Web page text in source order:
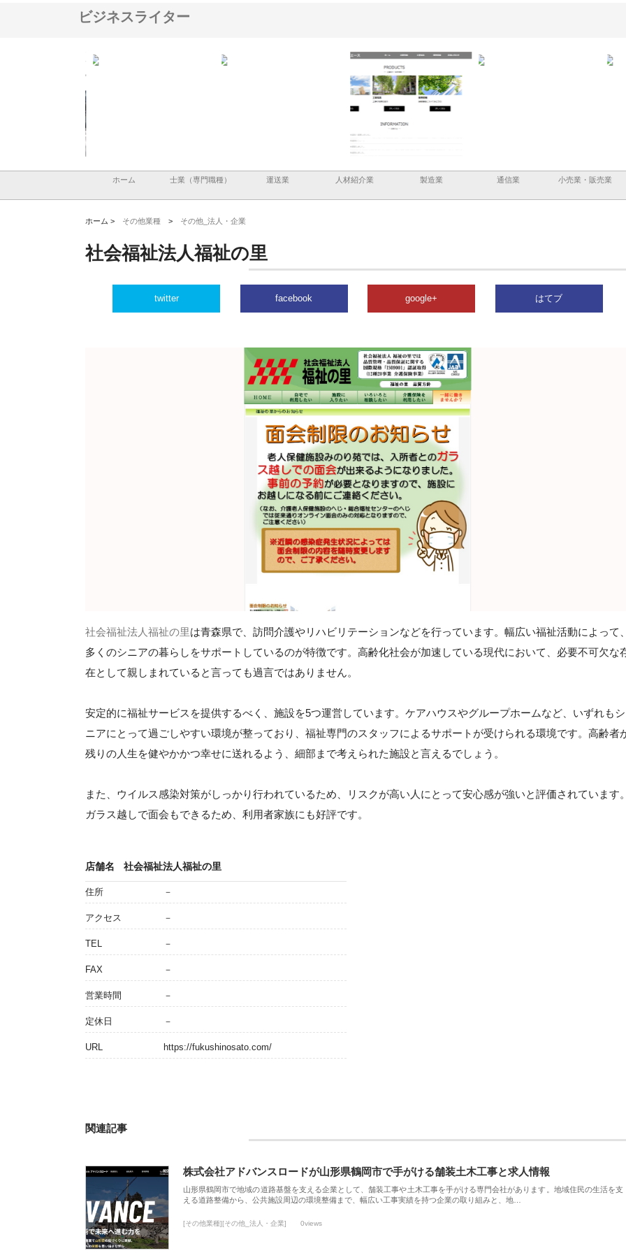
ビジネスライター
株式会社メタルエースの企業サ
イトが提供する充実した情報内
ホーム 士業（専門職種） 運送業 人材紹介業 製造業 通信業 小売業・販売業
ホーム > その他業種 > その他_法人・企業
社会福祉法人福祉の里
twitter facebook google+ はてブ
社会福祉法人福祉の里は青森県で、訪問介護やリハビリテーションなどを行っています。幅広い福祉活動によって、
多くのシニアの暮らしをサポートしているのが特徴です。高齢化社会が加速している現代において、必要不可欠な
在として親しまれていると言っても過言ではありません。
安定的に福祉サービスを提供するべく、施設を5つ運営しています。ケアハウスやグループホームなど、いずれもシ
ニアにとって過ごしやすい環境が整っており、福祉専門のスタッフによるサポートが受けられる環境です。高齢者
残りの人生を健やかかつ幸せに送れるよう、細部まで考えられた施設と言えるでしょう。
また、ウイルス感染対策がしっかり行われているため、リスクが高い人にとって安心感が強いと評価されています。
ガラス越しで面会もできるため、利用者家族にも好評です。
店舗名 社会福祉法人福祉の里
住所 －
アクセス －
TEL －
FAX －
営業時間 －
定休日 －
URL https://fukushinosato.com/
関連記事
株式会社アドバンスロードが山形県鶴岡市で手がける舗装土木工事と求人情報
山形県鶴岡市で地域の道路基盤を支える企業として、舗装工事や土木工事を手がける専門会社があります。地域住民の生活を支
える道路整備から、公共施設周辺の環境整備まで、幅広い工事実績を持つ企業の取り組みと、地…
[その他業種][その他_法人・企業] 0views